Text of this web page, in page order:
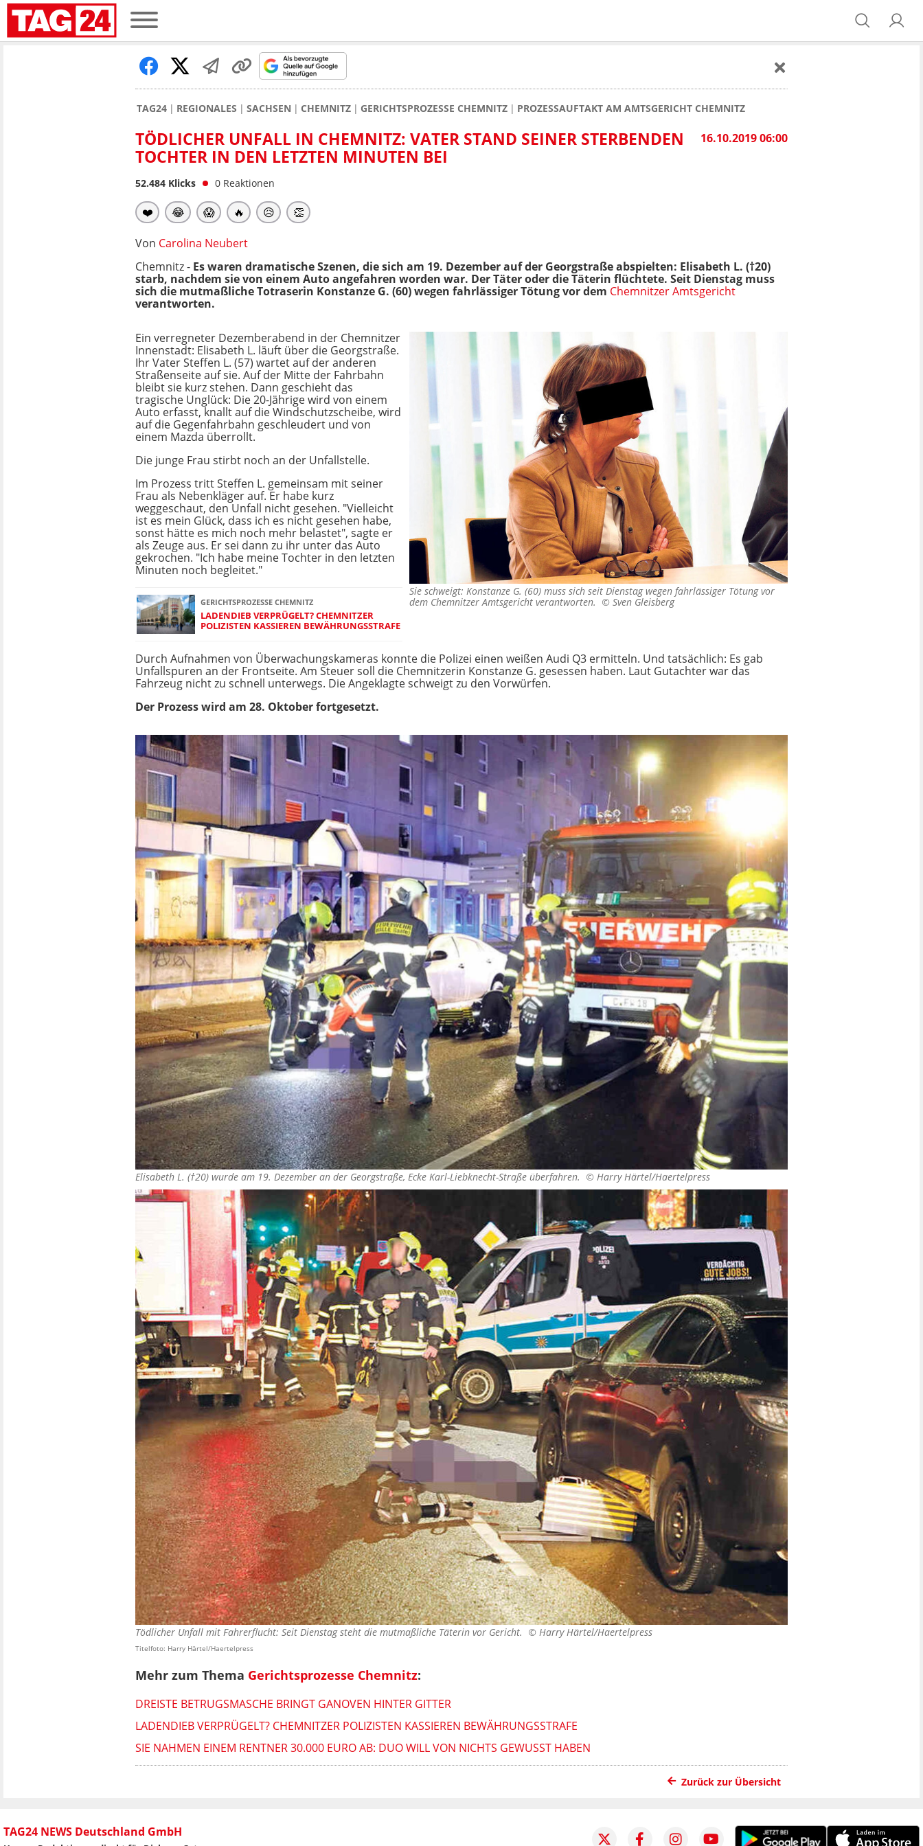
TAG24 REGIONALES SACHSEN CHEMNITZ GERICHTSPROZESSE CHEMNITZ PROZESSAUFTAKT AM AMTSGERICHT CHEMNITZ
16.10.2019 06:00
TÖDLICHER UNFALL IN CHEMNITZ: VATER STAND SEINER STERBENDEN
TOCHTER IN DEN LETZTEN MINUTEN BEI
52.484 Klicks 0 Reaktionen
❤️ 😂 😱 🔥 😥 👏
Von Carolina Neubert
Chemnitz - Es waren dramatische Szenen, die sich am 19. Dezember auf der Georgstraße abspielten: Elisabeth L. (†20)
starb, nachdem sie von einem Auto angefahren worden war. Der Täter oder die Täterin flüchtete. Seit Dienstag muss
sich die mutmaßliche Totraserin Konstanze G. (60) wegen fahrlässiger Tötung vor dem Chemnitzer Amtsgericht
verantworten.
Sie schweigt: Konstanze G. (60) muss sich seit Dienstag wegen fahrlässiger Tötung vor
dem Chemnitzer Amtsgericht verantworten. © Sven Gleisberg
Ein verregneter Dezemberabend in der Chemnitzer
Innenstadt: Elisabeth L. läuft über die Georgstraße.
Ihr Vater Steffen L. (57) wartet auf der anderen
Straßenseite auf sie. Auf der Mitte der Fahrbahn
bleibt sie kurz stehen. Dann geschieht das
tragische Unglück: Die 20-Jährige wird von einem
Auto erfasst, knallt auf die Windschutzscheibe, wird
auf die Gegenfahrbahn geschleudert und von
einem Mazda überrollt.
Die junge Frau stirbt noch an der Unfallstelle.
Im Prozess tritt Steffen L. gemeinsam mit seiner
Frau als Nebenkläger auf. Er habe kurz
weggeschaut, den Unfall nicht gesehen. "Vielleicht
ist es mein Glück, dass ich es nicht gesehen habe,
sonst hätte es mich noch mehr belastet", sagte er
als Zeuge aus. Er sei dann zu ihr unter das Auto
gekrochen. "Ich habe meine Tochter in den letzten
Minuten noch begleitet."
GERICHTSPROZESSE CHEMNITZ
LADENDIEB VERPRÜGELT? CHEMNITZER
POLIZISTEN KASSIEREN BEWÄHRUNGSSTRAFE
Durch Aufnahmen von Überwachungskameras konnte die Polizei einen weißen Audi Q3 ermitteln. Und tatsächlich: Es gab
Unfallspuren an der Frontseite. Am Steuer soll die Chemnitzerin Konstanze G. gesessen haben. Laut Gutachter war das
Fahrzeug nicht zu schnell unterwegs. Die Angeklagte schweigt zu den Vorwürfen.
Der Prozess wird am 28. Oktober fortgesetzt.
Elisabeth L. (†20) wurde am 19. Dezember an der Georgstraße, Ecke Karl-Liebknecht-Straße überfahren. © Harry Härtel/Haertelpress
Tödlicher Unfall mit Fahrerflucht: Seit Dienstag steht die mutmaßliche Täterin vor Gericht. © Harry Härtel/Haertelpress
Titelfoto: Harry Härtel/Haertelpress
Mehr zum Thema Gerichtsprozesse Chemnitz:
DREISTE BETRUGSMASCHE BRINGT GANOVEN HINTER GITTER
LADENDIEB VERPRÜGELT? CHEMNITZER POLIZISTEN KASSIEREN BEWÄHRUNGSSTRAFE
SIE NAHMEN EINEM RENTNER 30.000 EURO AB: DUO WILL VON NICHTS GEWUSST HABEN
Zurück zur Übersicht
TAG24 NEWS Deutschland GmbH